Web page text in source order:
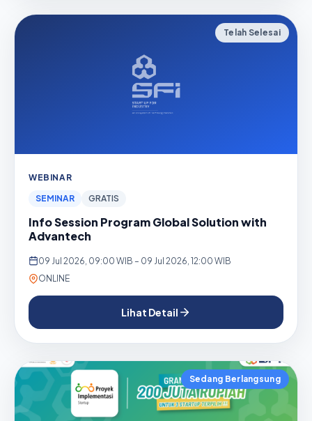
Telah Selesai
WEBINAR
SEMINAR
GRATIS
Info Session Program Global Solution with
Advantech
09 Jul 2026, 09:00 WIB – 09 Jul 2026, 12:00 WIB
ONLINE
Lihat Detail
Sedang Berlangsung